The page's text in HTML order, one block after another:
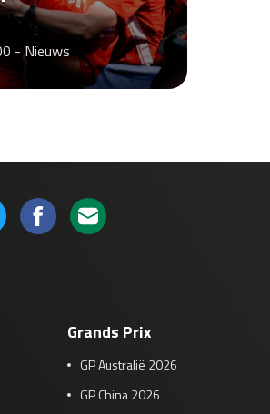
-Nieuws
Grands Prix
GP Australië 2026
GP China 2026